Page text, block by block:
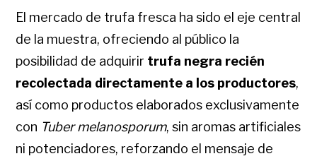
El mercado de trufa fresca ha sido el eje central
de la muestra, ofreciendo al público la
posibilidad de adquirir trufa negra recién
recolectada directamente a los productores,
así como productos elaborados exclusivamente
con Tuber melanosporum, sin aromas artificiales
ni potenciadores, reforzando el mensaje de